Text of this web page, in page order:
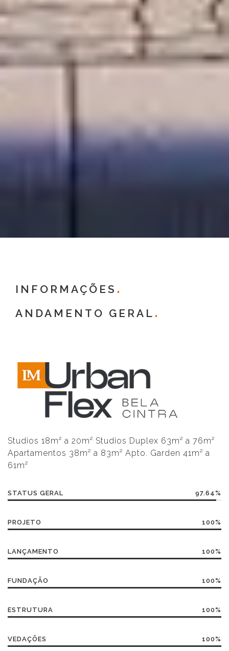
INFORMAÇÕES
ANDAMENTO GERAL
Studios 18m² a 20m² Studios Duplex 63m² a 76m²
Apartamentos 38m² a 83m² Apto. Garden 41m² a
61m²
STATUS GERAL 97.64%
PROJETO 100%
LANÇAMENTO 100%
FUNDAÇÃO 100%
ESTRUTURA 100%
VEDAÇÕES 100%